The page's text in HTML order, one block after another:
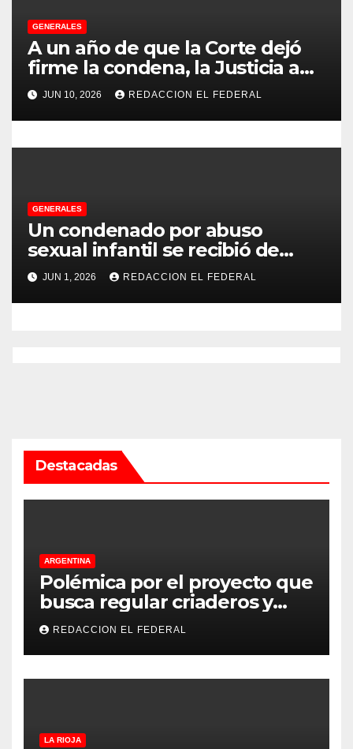
a
d
a
s
GENERALES
A un año de que la Corte dejó
firme la condena, la Justicia aún
no pudo decomisarle ni un peso
a CFK
JUN 10, 2026 REDACCION EL FEDERAL
GENERALES
Un condenado por abuso
sexual infantil se recibió de
psicopedagogo dentro del
Servicio Penitenciario de La
Rioja
JUN 1, 2026 REDACCION EL FEDERAL
Destacadas
ARGENTINA
Polémica por el proyecto que
busca regular criaderos y
refugios de perros y gatos:
denuncian excesos, mientras
proteccionistas reclaman
controles más duros
REDACCION EL FEDERAL
LA RIOJA